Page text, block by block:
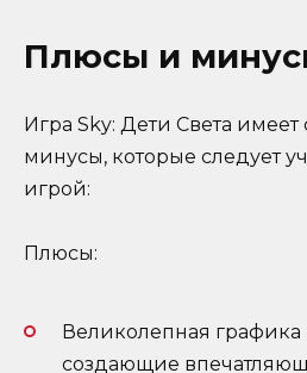
Плюсы и
Игра Sky: Дети Света
минусы, которые следует
игрой:
Плюсы:
Великолепная графика
создающие